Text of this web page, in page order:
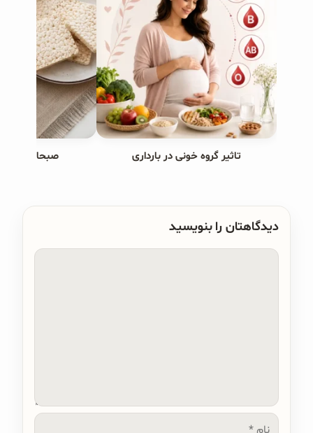
تاثیر گروه خونی در بارداری صبحانه های
دیدگاهتان را بنویسید
نام